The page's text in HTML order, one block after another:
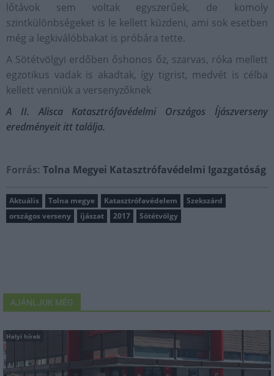
lőtávok sem voltak egyszerűek, de komoly
szintkülönbségeket is le kellett küzdeni, ami sok esetben
még a legkiválóbbakat is próbára tette.
A Sötétvölgyi erdőben őshonos őz, szarvas, róka mellett
egzotikus vadak is akadtak, így tigrist, medvét is célba
kellett venniük a versenyzőknek
A II. Alisca Katasztrófavédelmi Országos Íjászverseny
eredményeit itt találja.
Forrás: Tolna Megyei Katasztrófavédelmi Igazgatóság
Aktuális Tolna megye Katasztrófavédelem
Szekszárd
országos verseny
íjászat 2017 Sötétvölgy
AJÁNLJUK MÉG
Helyi hírek